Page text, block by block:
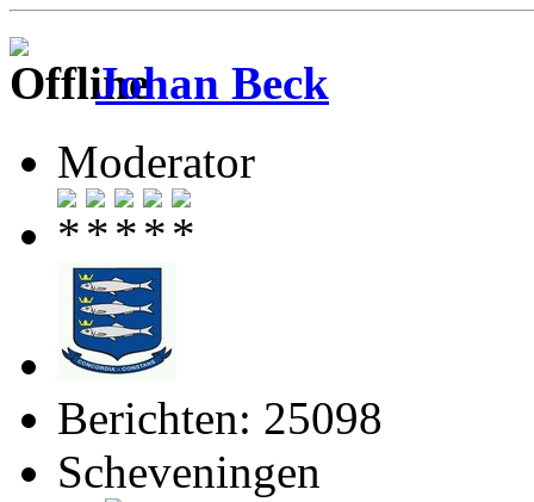
Johan Beck
Moderator
Berichten: 25098
Scheveningen